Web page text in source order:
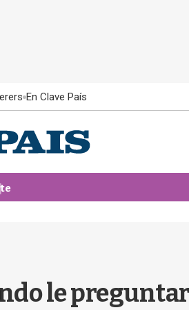
En Clave País
le